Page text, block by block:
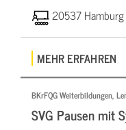
20537 Hamburg
MEHR ERFAHREN
BKrFQG Weiterbildungen,
SVG Pausen mit